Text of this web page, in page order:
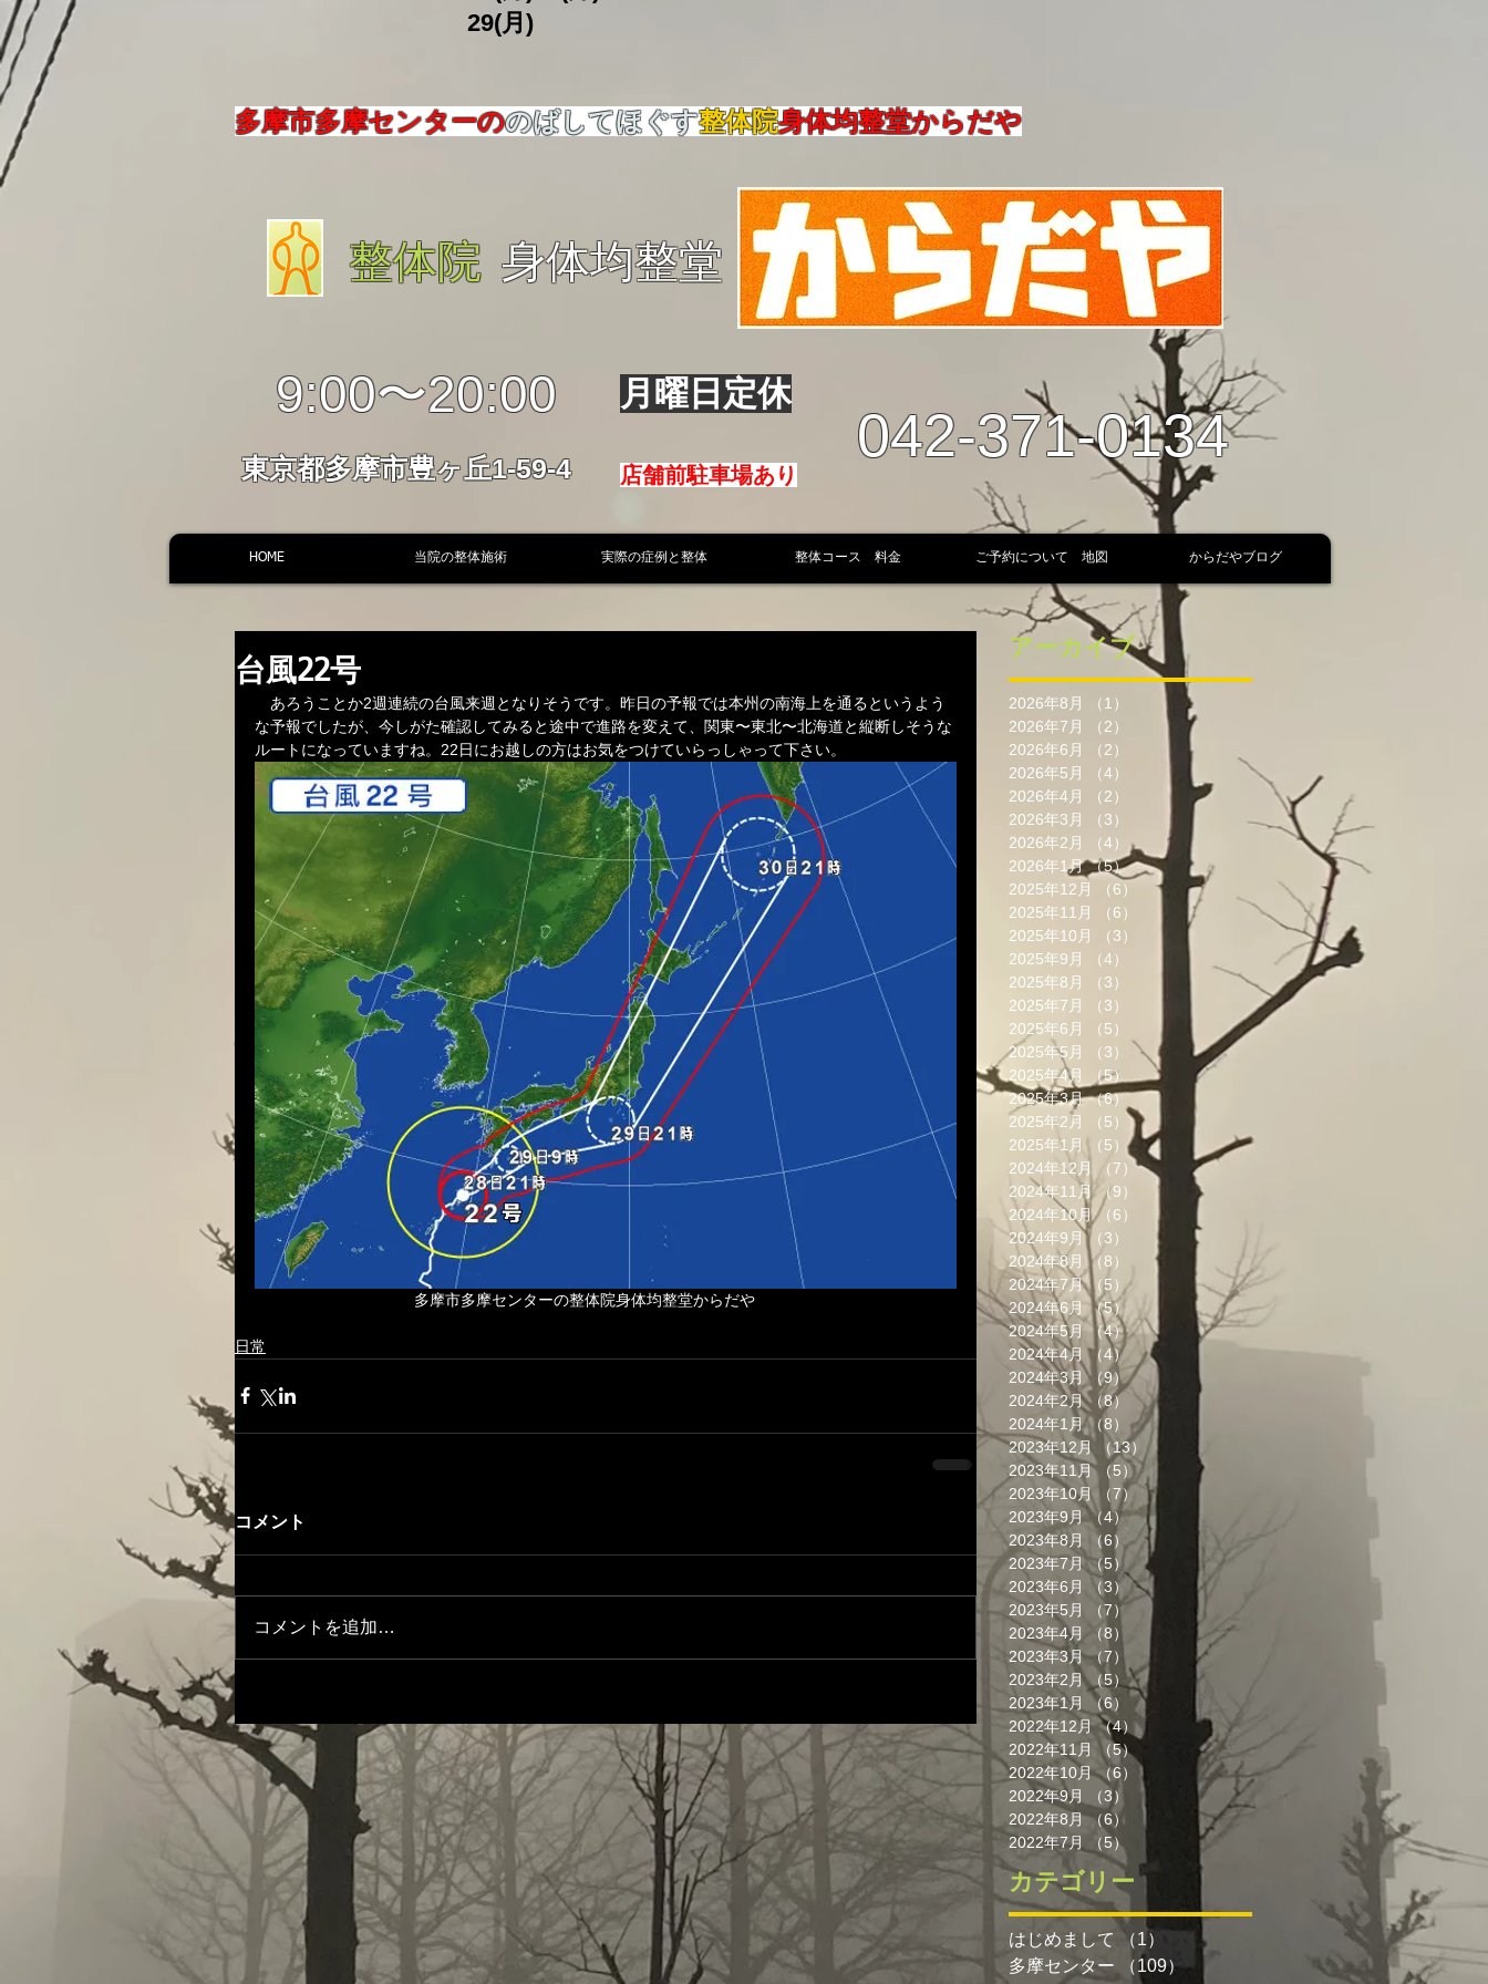
​ 29(月)
多摩市多摩センターののばしてほぐす整体院身体均整堂からだや
整体院 身体均整堂
9:00〜20:00
東京都多摩市豊ヶ丘1-59-4
月曜日定休
店舗前駐車場あり
042-371-0134
HOME 当院の整体施術 実際の症例と整体 整体コース 料金 ご予約について 地図 からだやブログ
台風22号
あろうことか2週連続の台風来週となりそうです。昨日の予報では本州の南海上を通るというよう
な予報でしたが、今しがた確認してみると途中で進路を変えて、関東〜東北〜北海道と縦断しそうな
ルートになっていますね。22日にお越しの方はお気をつけていらっしゃって下さい。
多摩市多摩センターの整体院身体均整堂からだや
日常
コメント
コメントを追加…
アーカイブ
2026年8月 （1）
1件の記事
2026年7月
（2）
2件の記事
2026年6月
（2）
2件の記事
2026年5月
（4）
2026年4月
（2）
2件の記事
2026年3月
（3）
3件の記事
2026年2月
（4）
4件の記事
2026年1月 （5）5件の記事
2025年12月
（6）
6件の記事
2025年11月
（6）
6件の記事
2025年10月
（3）
2025年9月
（4）
2025年8月
（3）
3件の記事
2025年7月
（3）
2025年6月
（5）
5件の記事
2025年5月
（3）
3件の記事
2025年4月
（5）
5件の記事
2025年3月 （6）6件の記事
2025年2月
（5） 5件の記事
2025年1月
（5）5件の記事
2024年12月
（7）7件の記事
2024年11月 （9）
9件の記事
2024年10月 （6）
6件の記事
2024年9月 （3）
3件の記事
2024年8月 （8）
8件の記事
2024年7月 （5）5件の記事
2024年6月
（5）
5件の記事
2024年5月 （4）4件の記事
2024年4月 （4）
4件の記事
2024年3月 （9）9件の記事
2024年2月 （8）
8件の記事
2024年1月 （8）
8件の記事
2023年12月
（13） 13件の記事
2023年11月
（5）5件の記事
2023年10月
（7）
7件の記事
2023年9月 （4）4件の記事
2023年8月
（6） 6件の記事
2023年7月 （5） 5件の記事
2023年6月
（3） 3件の記事
2023年5月
（7）
2023年4月
（8）
8件の記事
2023年3月 （7）
7件の記事
2023年2月 （5）5件の記事
2023年1月
（6）
6件の記事
2022年12月 （4）4件の記事
2022年11月
（5）
5件の記事
2022年10月 （6）
6件の記事
2022年9月
（3）
3件の記事
2022年8月 （6）
2022年7月
（5）
カテゴリー
はじめまして （1）
1件の記事
多摩センター
（109）109件の記事